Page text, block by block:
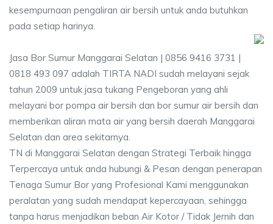
kesempurnaan pengaliran air bersih untuk anda butuhkan
pada setiap harinya.
Jasa Bor Sumur Manggarai Selatan | 0856 9416 3731 |
0818 493 097 adalah TIRTA NADI sudah melayani sejak
tahun 2009 untuk jasa tukang Pengeboran yang ahli
melayani bor pompa air bersih dan bor sumur air bersih dan
memberikan aliran mata air yang bersih daerah Manggarai
Selatan dan area sekitarnya.
TN di Manggarai Selatan dengan Strategi Terbaik hingga
Terpercaya untuk anda hubungi & Pesan dengan penerapan
Tenaga Sumur Bor yang Profesional Kami menggunakan
peralatan yang sudah mendapat kepercayaan, sehingga
tanpa harus menjadikan beban Air Kotor / Tidak Jernih dan